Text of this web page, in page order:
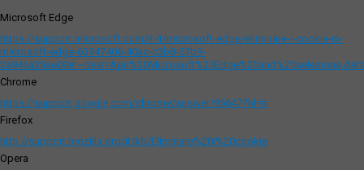
Microsoft Edge
https://support.microsoft.com/it-it/microsoft-edge/eliminare-i-cookie-in-
microsoft-edge-63947406-40ac-c3b8-57b9-
Chrome
https://support.google.com/chrome/answer/95647?hl=it
Firefox
http://support.mozilla.org/it/kb/Eliminare%20i%20cookie
Opera